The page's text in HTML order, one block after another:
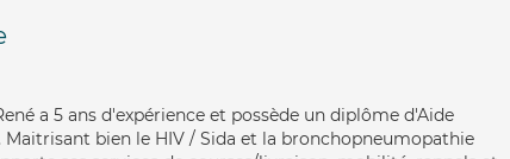
a 5 ans d'expérience et possède un diplôme d'Aide
Maitrisant bien le HIV / Sida et la bronchopneumopathie